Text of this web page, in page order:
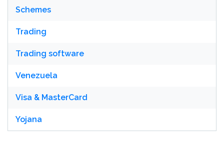
Schemes
Trading
Trading software
Venezuela
Visa & MasterCard
Yojana